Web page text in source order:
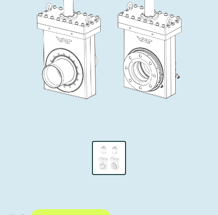
3ポジションバルブ
バキュームチェックバルブ
緊急遮断/ビームストッパーバルブ
真空オールメタルバルブ
真空マルチバルブユニット
News services